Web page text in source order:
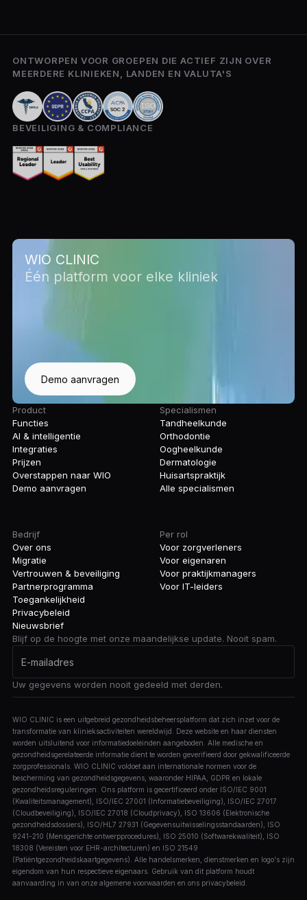
ONTWORPEN VOOR GROEPEN DIE ACTIEF ZIJN OVER
MEERDERE KLINIEKEN, LANDEN EN VALUTA'S
BEVEILIGING & COMPLIANCE
WIO CLINIC
Één platform voor elke kliniek
Demo aanvragen
Product
Functies
AI & intelligentie
Integraties
Prijzen
Overstappen naar WIO
Demo aanvragen
Specialismen
Tandheelkunde
Orthodontie
Oogheelkunde
Dermatologie
Huisartspraktijk
Alle specialismen
Bedrijf
Over ons
Migratie
Vertrouwen & beveiliging
Partnerprogramma
Toegankelijkheid
Privacybeleid
Per rol
Voor zorgverleners
Voor eigenaren
Voor praktijkmanagers
Voor IT-leiders
Nieuwsbrief
Blijf op de hoogte met onze maandelijkse update. Nooit spam.
Uw gegevens worden nooit gedeeld met derden.
WIO CLINIC is een uitgebreid gezondheidsbeheersplatform dat zich inzet voor de
transformatie van klinieksactiviteiten wereldwijd. Deze website en haar diensten
worden uitsluitend voor informatiedoeleinden aangeboden. Alle medische en
gezondheidsgerelateerde informatie dient te worden geverifieerd door gekwalificeerde
zorgprofessionals. WIO CLINIC voldoet aan internationale normen voor de
bescherming van gezondheidsgegevens, waaronder HIPAA, GDPR en lokale
gezondheidsreguleringen. Ons platform is gecertificeerd onder ISO/IEC 9001
(Kwaliteitsmanagement), ISO/IEC 27001 (Informatiebeveiliging), ISO/IEC 27017
(Cloudbeveiliging), ISO/IEC 27018 (Cloudprivacy), ISO 13606 (Elektronische
gezondheidsdossiers), ISO/HL7 27931 (Gegevensuitwisselingsstandaarden), ISO
9241-210 (Mensgerichte ontwerpprocedures), ISO 25010 (Softwarekwaliteit), ISO
18308 (Vereisten voor EHR-architecturen) en ISO 21549
(Patiëntgezondheidskaartgegevens). Alle handelsmerken, dienstmerken en logo's zijn
eigendom van hun respectieve eigenaars. Gebruik van dit platform houdt
aanvaarding in van onze algemene voorwaarden en ons privacybeleid.